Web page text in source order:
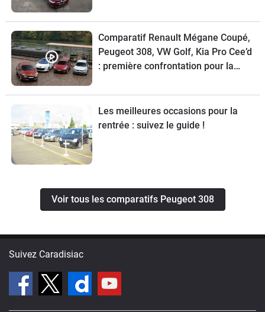
Comparatif Renault Mégane Coupé,
Peugeot 308, VW Golf, Kia Pro Cee’d
: première confrontation pour la
Les meilleures occasions pour la
rentrée : suivez le guide !
Voir tous les comparatifs Peugeot 308
Suivez Caradisiac